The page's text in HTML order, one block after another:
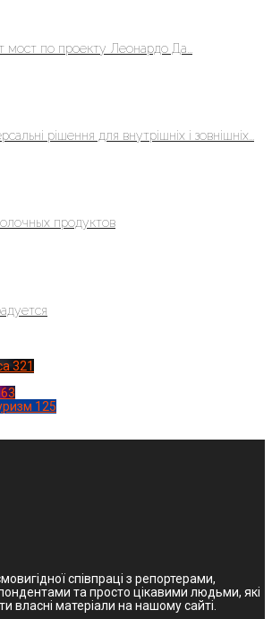
мост по проекту Леонардо Да...
рішення для внутрішніх і зовнішніх...
продуктов
321
63
125
співпраці з репортерами,
та просто цікавими людьми, які
власні матеріали на нашому сайті.